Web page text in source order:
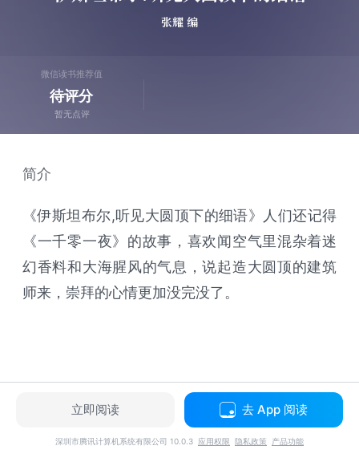
张耀 编
微信读书推荐值
待评分
暂无点评
简介
《伊斯坦布尔,听见大圆顶下的细语》人们还记得
《一千零一夜》的故事，喜欢闻空气里混杂着迷
幻香料和大海腥风的气息，说起造大圆顶的建筑
师来，崇拜的心情更加没完没了。
立即阅读 去 App 阅读
深圳市腾讯计算机系统有限公司 10.0.3 应用权限 隐私政策 产品功能